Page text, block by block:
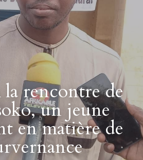
rencontre de
un jeune
en matière de